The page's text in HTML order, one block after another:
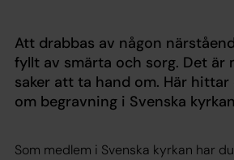
Att drabbas av någon
fyllt av smärta och sorg. Det är
saker att ta hand om. Här
om begravning i Svenska
Som medlem i Svenska kyrkan har